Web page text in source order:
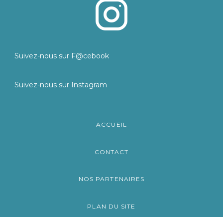
Suivez-nous sur F@cebook
Suivez-nous sur Instagram
ACCUEIL
CONTACT
NOS PARTENAIRES
PLAN DU SITE